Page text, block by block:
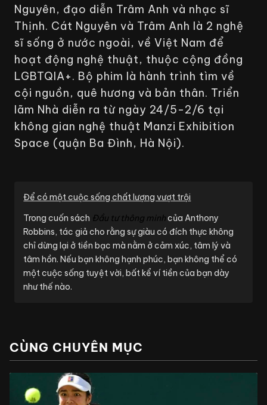
Nguyên, đạo diễn Trâm Anh và nhạc sĩ
Thịnh. Cát Nguyên và Trâm Anh là 2 nghệ
sĩ sống ở nước ngoài, về Việt Nam để
hoạt động nghệ thuật, thuộc cộng đồng
LGBTQIA+. Bộ phim là hành trình tìm về
cội nguồn, quê hương và bản thân. Triển
lãm Nhà diễn ra từ ngày 24/5-2/6 tại
không gian nghệ thuật Manzi Exhibition
Space (quận Ba Đình, Hà Nội).
Để có một cuộc sống chất lượng vượt trội
Trong cuốn sách Đầu tư thông minhcủa Anthony
Robbins, tác giả cho rằng sự giàu có đích thực không
chỉ dừng lại ở tiền bạc mà nằm ở cảm xúc, tâm lý và
tâm hồn. Nếu bạn không hạnh phúc, bạn không thể có
một cuộc sống tuyệt vời, bất kể ví tiền của bạn dày
như thế nào.
CÙNG CHUYÊN MỤC